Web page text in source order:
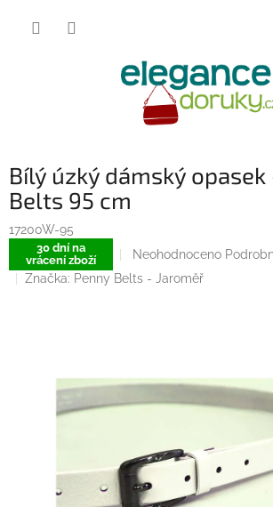
Bílý úzký dámský opasek
Belts 95 cm
17200W-95
30 dní na
vrácení zboží
Průměrné
hodnocení
produktu
Neohodnoceno
Značka: Penny Belts - Jaroměř